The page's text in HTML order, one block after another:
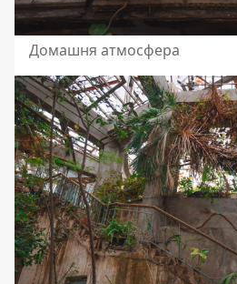
Домашня атмосфера